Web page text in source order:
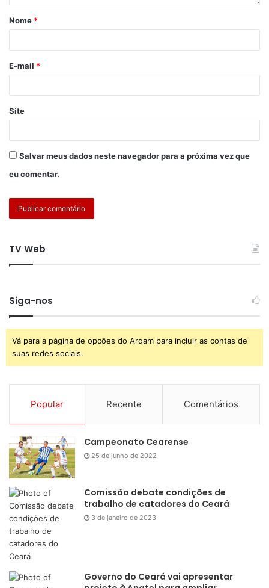
Nome *
E-mail *
Site
Salvar meus dados neste navegador para a próxima vez que
eu comentar.
TV Web
Siga-nos
Vá para a página de opções do Arqam para incluir as contas de
suas redes sociais.
Popular Recente Comentários
Campeonato Cearense
25 de junho de 2022
Comissão debate condições de
trabalho de catadores do Ceará
3 de janeiro de 2023
Governo do Ceará vai apresentar